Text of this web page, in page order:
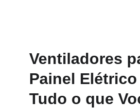
Ventiladores
Painel Elétrico
Tudo o que